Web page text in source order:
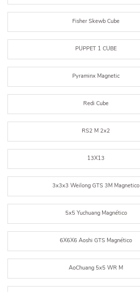
Fisher Skewb Cube
PUPPET 1 CUBE
Pyraminx Magnetic
Redi Cube
RS2 M 2x2
13X13
3x3x3 Weilong GTS 3M Magnetico
5x5 Yuchuang Magnético
6X6X6 Aoshi GTS Magnético
AoChuang 5x5 WR M